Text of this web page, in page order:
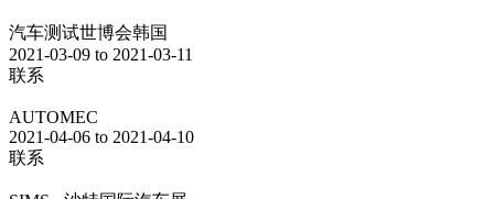
汽车测试世博会韩国
2021-03-09 to 2021-03-11
联系
AUTOMEC
2021-04-06 to 2021-04-10
联系